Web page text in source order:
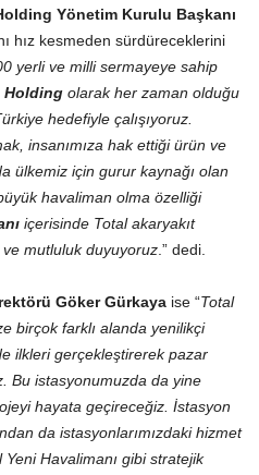
Yönetim Kurulu Başkanı
hız kesmeden sürdüreceklerini
yerli ve milli sermayeye sahip
Holding olarak her zaman olduğu
hedefiyle çalışıyoruz.
insanımıza hak ettiği ürün ve
ülkemiz için gurur kaynağı olan
havaliman olma özelliği
içerisinde Total akaryakıt
mutluluk duyuyoruz .” dedi.
Göker Gürkaya ise “Total
birçok farklı alanda yenilikçi
ilkleri gerçekleştirerek pazar
Bu istasyonumuzda da yine
hayata geçireceğiz. İstasyon
da istasyonlarımızdaki hizmet
Yeni Havalimanı gibi stratejik